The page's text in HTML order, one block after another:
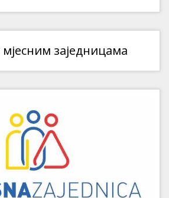
заједницама